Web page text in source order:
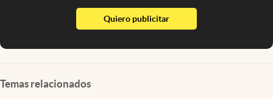
Quiero publicitarabre en nueva pestaña
Temas relacionados